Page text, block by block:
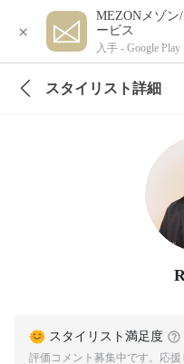
×
MEZONメゾン
ービス
入手 - Google Play
スタイリスト詳細
スタイリスト満足度
評価コメント募集中です。応援